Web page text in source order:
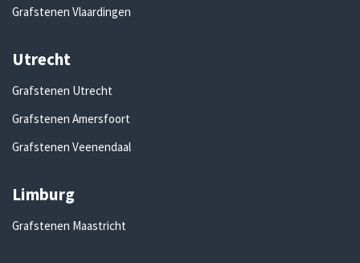
Grafstenen Vlaardingen
Utrecht
Grafstenen Utrecht
Grafstenen Amersfoort
Grafstenen Veenendaal
Limburg
Grafstenen Maastricht